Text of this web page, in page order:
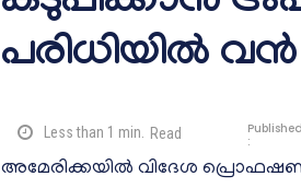
പരിധിയിൽ
Less than 1 min. Read
Published
:
അമേരിക്കയിൽ വിദേശ